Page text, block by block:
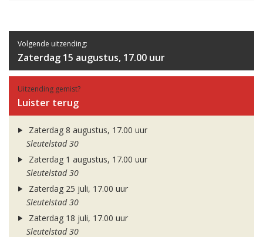
Volgende uitzending:
Zaterdag 15 augustus, 17.00 uur
Uitzending gemist?
Luister terug
Zaterdag 8 augustus, 17.00 uur
Sleutelstad 30
Zaterdag 1 augustus, 17.00 uur
Sleutelstad 30
Zaterdag 25 juli, 17.00 uur
Sleutelstad 30
Zaterdag 18 juli, 17.00 uur
Sleutelstad 30